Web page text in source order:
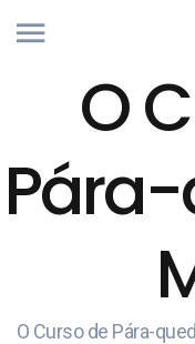
O
O Curso de Pára-